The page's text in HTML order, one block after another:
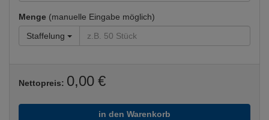
Menge (manuelle Eingabe möglich)
Staffelung
Nettopreis: 0,00 €
in den Warenkorb